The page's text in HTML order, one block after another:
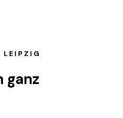
LEIPZIG
ganz